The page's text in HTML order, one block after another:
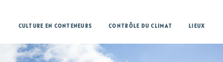
CULTURE EN CONTENEURS CONTRÔLE DU CLIMAT LIEUX